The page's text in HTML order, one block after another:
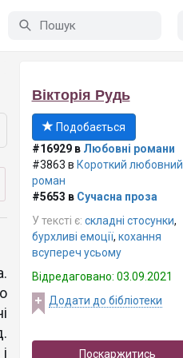
Вікторія Рудь
Подобається
#16929 в Любовні романи
#3863 в Короткий любовний
роман
#5653 в Сучасна проза
У тексті є: складні стосунки,
бурхливі емоції, кохання
всупереч усьому
Відредаговано: 03.09.2021
Додати до бібліотеки
Поскаржитись